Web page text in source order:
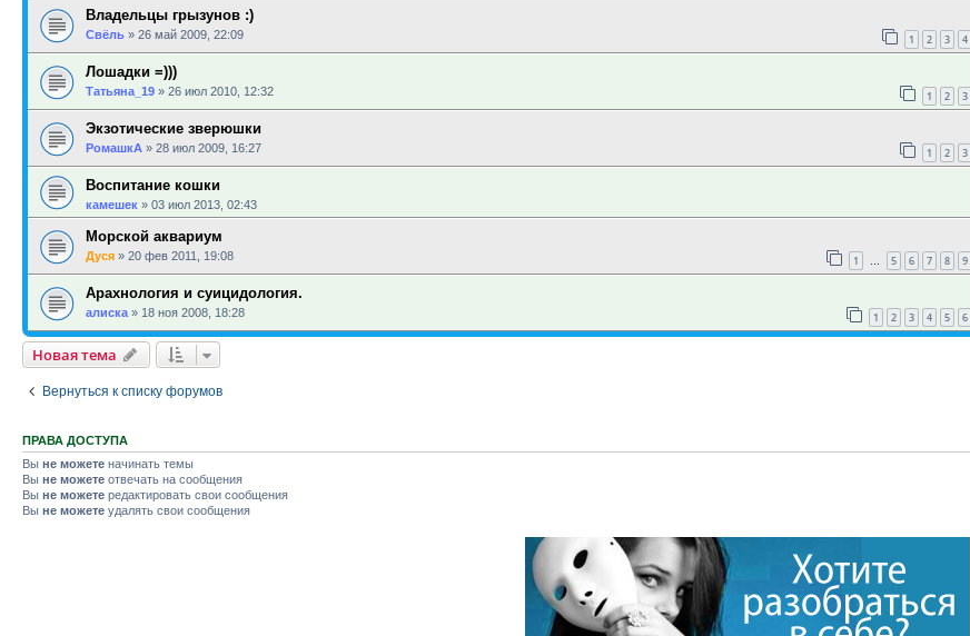
Владельцы грызунов :)
Свёль » 26 май 2009, 22:09 1 2 3 4
Лошадки =)))
Татьяна_19 » 26 июл 2010, 12:32 1 2 3
Экзотические зверюшки
РомашкА » 28 июл 2009, 16:27 1 2 3
Воспитание кошки
камешек » 03 июл 2013, 02:43
Морской аквариум
Дуся » 20 фев 2011, 19:08 1 … 5 6 7 8 9
Арахнология и суицидология.
алиска » 18 ноя 2008, 18:28 1 2 3 4 5 6
Новая тема
Вернуться к списку форумов
ПРАВА ДОСТУПА
Вы не можете начинать темы
Вы не можете отвечать на сообщения
Вы не можете редактировать свои сообщения
Вы не можете удалять свои сообщения